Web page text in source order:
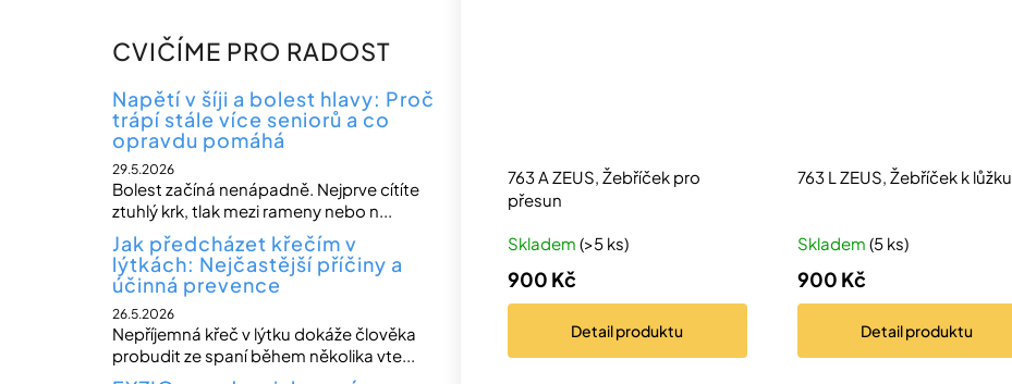
CVIČÍME PRO RADOST
Napětí v šíji a bolest hlavy: Proč
trápí stále více seniorů a co
opravdu pomáhá
29.5.2026
Bolest začíná nenápadně. Nejprve cítíte
ztuhlý krk, tlak mezi rameny nebo n...
Jak předcházet křečím v
lýtkách: Nejčastější příčiny a
účinná prevence
26.5.2026
Nepříjemná křeč v lýtku dokáže člověka
probudit ze spaní během několika vte...
763 A ZEUS, Žebříček pro
přesun
Skladem(>5 ks)
900 Kč
Detailproduktu
763 L ZEUS, Žebříček k lůžku
Skladem(5 ks)
900 Kč
Detailproduktu